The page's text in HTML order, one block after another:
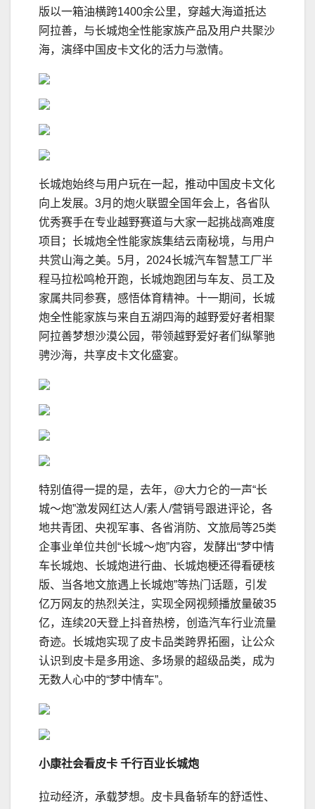
版以一箱油横跨1400余公里，穿越大海道抵达
阿拉善，与长城炮全性能家族产品及用户共聚沙
海，演绎中国皮卡文化的活力与激情。
长城炮始终与用户玩在一起，推动中国皮卡文化
向上发展。3月的炮火联盟全国年会上，各省队
优秀赛手在专业越野赛道与大家一起挑战高难度
项目；长城炮全性能家族集结云南秘境，与用户
共赏山海之美。5月，2024长城汽车智慧工厂半
程马拉松鸣枪开跑，长城炮跑团与车友、员工及
家属共同参赛，感悟体育精神。十一期间，长城
炮全性能家族与来自五湖四海的越野爱好者相聚
阿拉善梦想沙漠公园，带领越野爱好者们纵擎驰
骋沙海，共享皮卡文化盛宴。
特别值得一提的是，去年，@大力仑的一声“长
城～炮”激发网红达人/素人/营销号跟进评论，各
地共青团、央视军事、各省消防、文旅局等25类
企事业单位共创“长城～炮”内容，发酵出“梦中情
车长城炮、长城炮进行曲、长城炮梗还得看硬核
版、当各地文旅遇上长城炮”等热门话题，引发
亿万网友的热烈关注，实现全网视频播放量破35
亿，连续20天登上抖音热榜，创造汽车行业流量
奇迹。长城炮实现了皮卡品类跨界拓圈，让公众
认识到皮卡是多用途、多场景的超级品类，成为
无数人心中的“梦中情车”。
小康社会看皮卡 千行百业长城炮
拉动经济，承载梦想。皮卡具备轿车的舒适性、